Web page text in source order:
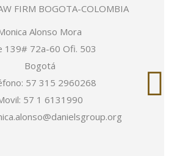
FIRM BOGOTA-COLOMBIA
Alonso Mora
139# 72a-60 Ofi. 503
Bogotá
57 315 2960268
57 1 6131990